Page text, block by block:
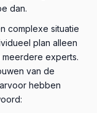
dan.
complexe situatie
plan alleen
experts.
van de
hebben